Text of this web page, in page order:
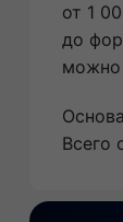
от 1
до
можно
Всего